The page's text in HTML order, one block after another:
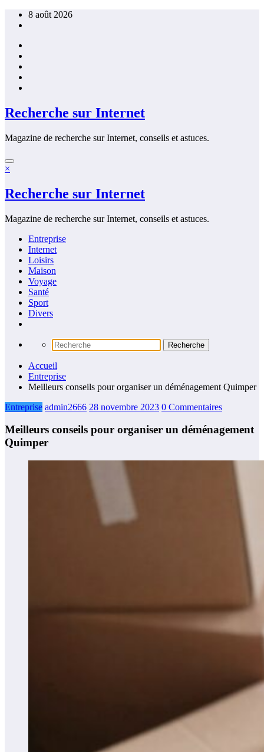
Aller
8 août 2026
Recherche sur Internet
Magazine de recherche sur Internet, conseils et astuces.
×
Recherche sur Internet
Magazine de recherche sur Internet, conseils et astuces.
Entreprise
Internet
Loisirs
Maison
Voyage
Santé
Sport
Divers
Accueil
Entreprise
Meilleurs conseils pour organiser un déménagement Quimper
Entreprise admin2666 28 novembre 2023 0 Commentaires
Meilleurs conseils pour organiser un déménagement
Quimper